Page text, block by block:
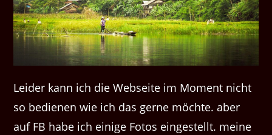
Leider kann ich die Webseite im Moment nicht
so bedienen wie ich das gerne möchte. aber
auf FB habe ich einige Fotos eingestellt. meine